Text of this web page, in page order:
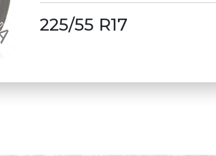
225/55 R17